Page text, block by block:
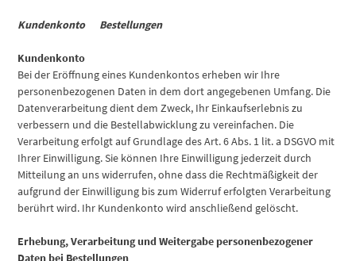
Kundenkonto Bestellungen
Kundenkonto
Bei der Eröffnung eines Kundenkontos erheben wir Ihre
personenbezogenen Daten in dem dort angegebenen Umfang. Die
Datenverarbeitung dient dem Zweck, Ihr Einkaufserlebnis zu
verbessern und die Bestellabwicklung zu vereinfachen. Die
Verarbeitung erfolgt auf Grundlage des Art. 6 Abs. 1 lit. a DSGVO mit
Ihrer Einwilligung. Sie können Ihre Einwilligung jederzeit durch
Mitteilung an uns widerrufen, ohne dass die Rechtmäßigkeit der
aufgrund der Einwilligung bis zum Widerruf erfolgten Verarbeitung
berührt wird. Ihr Kundenkonto wird anschließend gelöscht.
Erhebung, Verarbeitung und Weitergabe personenbezogener
Daten bei Bestellungen